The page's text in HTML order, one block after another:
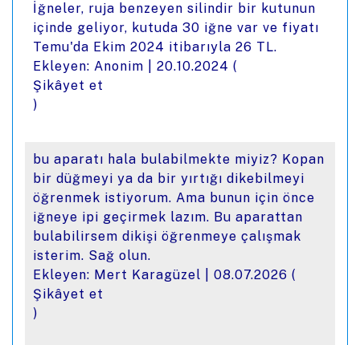
İğneler, ruja benzeyen silindir bir kutunun
içinde geliyor, kutuda 30 iğne var ve fiyatı
Temu'da Ekim 2024 itibarıyla 26 TL.
Ekleyen: Anonim | 20.10.2024 (
Şikâyet et
)
bu aparatı hala bulabilmekte miyiz? Kopan
bir düğmeyi ya da bir yırtığı dikebilmeyi
öğrenmek istiyorum. Ama bunun için önce
iğneye ipi geçirmek lazım. Bu aparattan
bulabilirsem dikişi öğrenmeye çalışmak
isterim. Sağ olun.
Ekleyen: Mert Karagüzel | 08.07.2026 (
Şikâyet et
)